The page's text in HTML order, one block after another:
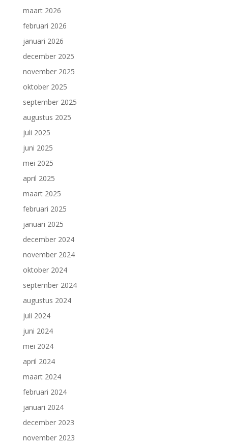
maart 2026
februari 2026
januari 2026
december 2025
november 2025
oktober 2025
september 2025
augustus 2025
juli 2025
juni 2025
mei 2025
april 2025
maart 2025
februari 2025
januari 2025
december 2024
november 2024
oktober 2024
september 2024
augustus 2024
juli 2024
juni 2024
mei 2024
april 2024
maart 2024
februari 2024
januari 2024
december 2023
november 2023